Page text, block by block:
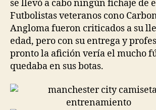
se llevó a cabo ningún fichaje de
Futbolistas veteranos cono
Angloma fueron criticados a su
edad, pero con su entrega y
pronto la afición vería el mucho
quedaba en sus botas.